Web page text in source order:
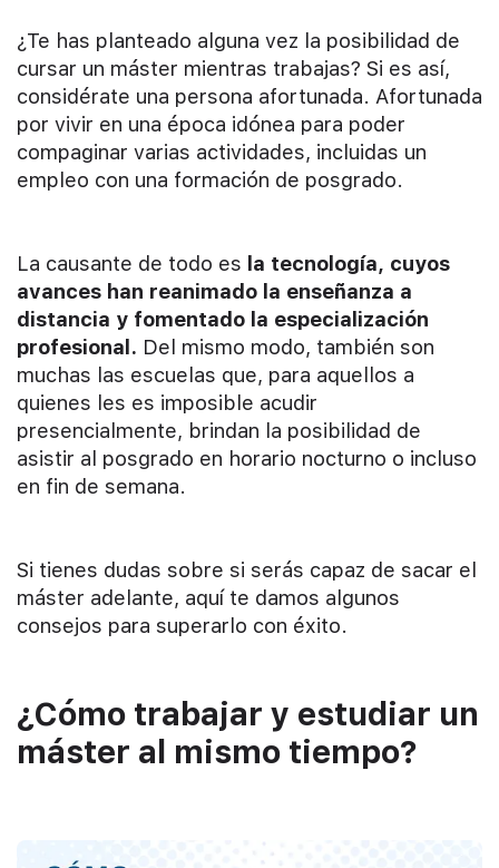
¿Te has planteado alguna vez la posibilidad de
cursar un máster mientras trabajas? Si es así,
considérate una persona afortunada. Afortunada
por vivir en una época idónea para poder
compaginar varias actividades, incluidas un
empleo con una formación de posgrado.
La causante de todo es la tecnología, cuyos
avances han reanimado la enseñanza a
distancia y fomentado la especialización
profesional. Del mismo modo, también son
muchas las escuelas que, para aquellos a
quienes les es imposible acudir
presencialmente, brindan la posibilidad de
asistir al posgrado en horario nocturno o incluso
en fin de semana.
Si tienes dudas sobre si serás capaz de sacar el
máster adelante, aquí te damos algunos
consejos para superarlo con éxito.
¿Cómo trabajar y estudiar un
máster al mismo tiempo?